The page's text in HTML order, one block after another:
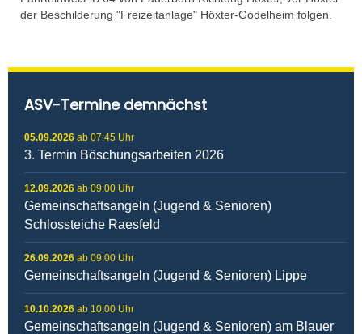
der Beschilderung "Freizeitanlage" Höxter-Godelheim folgen.
ASV-Termine demnächst
05.09.2026 ab 07:45 Uhr
3. Termin Böschungsarbeiten 2026
12.09.2026 ab 09:00 Uhr
Gemeinschaftsangeln (Jugend & Senioren)
Schlossteiche Raesfeld
26.09.2026 ab 09:00 Uhr
Gemeinschaftsangeln (Jugend & Senioren) Lippe
10.10.2026 ab 10:00 Uhr
Gemeinschaftsangeln (Jugend & Senioren) am Blauer